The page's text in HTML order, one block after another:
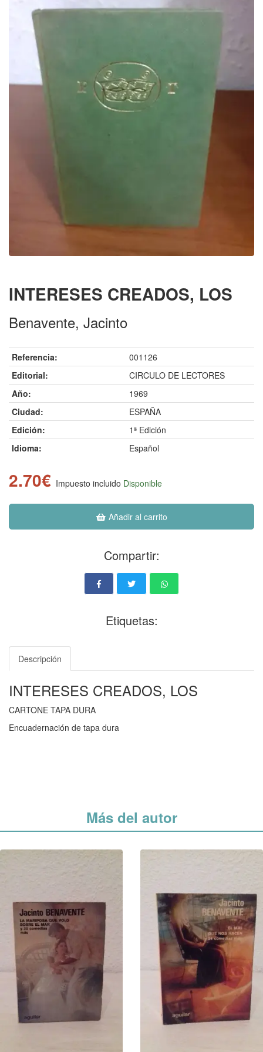
INTERESES CREADOS, LOS
Benavente, Jacinto
Referencia:
001126
Editorial:
CIRCULO DE LECTORES
Año:
1969
Ciudad:
ESPAÑA
Edición:
1ª Edición
Idioma:
Español
2.70€ Impuesto incluido Disponible
Añadir al carrito
Compartir:
Etiquetas:
Descripción
INTERESES CREADOS, LOS
CARTONE TAPA DURA
Encuadernación de tapa dura
Más del autor